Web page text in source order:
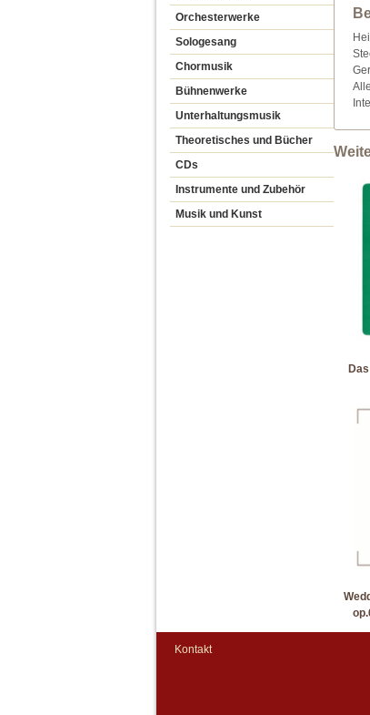
Orchesterwerke
Sologesang
Chormusik
Bühnenwerke
Unterhaltungsmusik
Theoretisches und Bücher
CDs
Instrumente und Zubehör
Musik und Kunst
Kontakt